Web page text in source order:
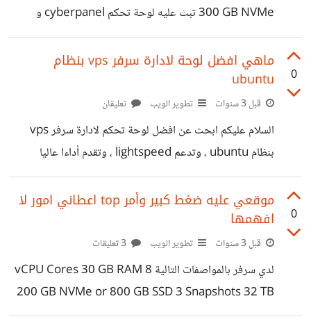
api-frameworks="[APIFRAMEWORKS]" data-dcm-
omid-partner="[OMIDPARTNER]" data-dcm-gdpr-
applies="gdpr=${GDPR}" data-dcm-gdpr-
consent="gdpr_consent=${GDPR_CONSENT_755
}" data-dcm-addtl-
consent="addtl_consent=${ADDTL_CONSENT}"
data-dcm-ltd="false" data-dcm-resettable-device-
id data-dcm-app-id><br/> <script
src="https://www.googletagservices.com/dcm/d
يمكنني انشاء اعلان بالطريقة السابقة للحصول على إحصاءاتها ؟
شكرا
300 GB NVMe تبث عليه لوحة تحكم cyberpanel و
litespeed وعليه موقع واحد المشكلة هي انني عندما اعدل
على المقالات في اوقات الدروة (عدد المتصلين ٣٠٠٠ اونلاين)
يتوقف السرفر بشكل كامل ولا استطيع الوصول له عبر الترمينال
هل توجد طريقة لمنع سقوط السرفر ، وإيقاف الموقع فقط عند
وجود ضغط على الموارد؟
0
ماهي افضل لوحة لادارة سرفر vps بنظام
ubuntu
قبل 3 سنوات تطوير الويب تعليقان
السلام عليكم ابحث عن افضل لوحة تحكم لادارة سرفر vps
بنظام ubuntu ، وتدعم lightspeed ، وتقدم أداءا عاليا
وتحكما للمواقع جربت aapanel رغم بساطتها لكنها لا تدعم
lightspeed
0
موقعي عليه ضغط كبير وأمر top اعطاني امور لا
افهمها
قبل 3 سنوات تطوير الويب
لدي سرفر بالمواصفات التالية 8 vCPU Cores 30 GB RAM
200 GB NVMe or 800 GB SSD 3 Snapshots 32 TB
Traffic* Unlimited Incoming المشكلة انه يسقط بشكل